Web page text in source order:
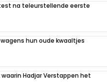
na teleurstellende eerste
hun oude kwaaltjes
Hadjar Verstappen het